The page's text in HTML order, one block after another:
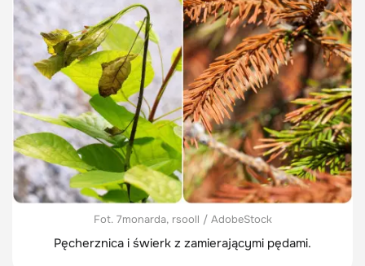
Fot. 7monarda, rsooll / AdobeStock
Pęcherznica i świerk z zamierającymi pędami.